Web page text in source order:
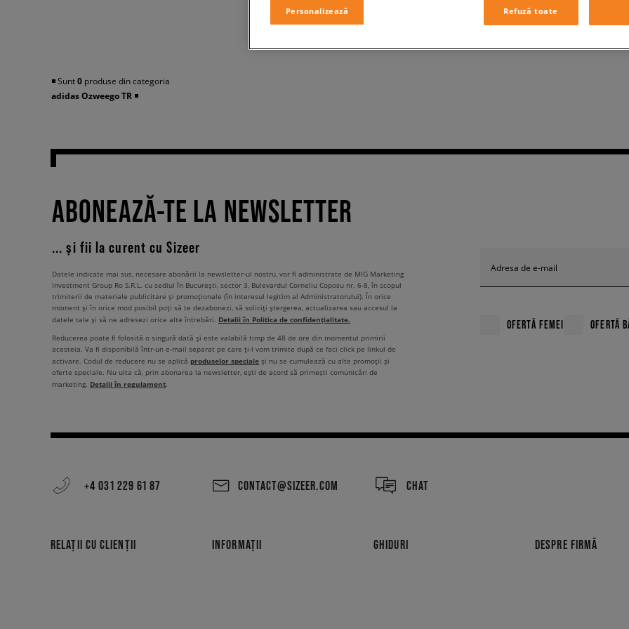
◾️ Sunt0 produse din categoria
adidas Ozweego TR ◾️
ABONEAZĂ-TE LA NEWSLETTER
... și fii la curent cu Sizeer
Adresa de e-mail
OFERTĂ FEMEI OFERTĂ
Datele indicate mai sus, necesare abonării la newsletter-ul nostru, vor fi administrate de MIG Marketing
Investment Group Ro S.R.L. cu sediul în București, sector 3, Bulevardul Corneliu Coposu nr. 6-8, în scopul
trimiterii de materiale publicitare și promoționale (în interesul legitim al Administratorului). În orice
moment și în orice mod posibil poți să te dezabonezi, să soliciți ștergerea, actualizarea sau accesul la
datele tale și să ne adresezi orice alte întrebări. Detalii în Politica de confidențialitate.
Reducerea poate fi folosită o singură dată și este valabilă timp de 48 de ore din momentul primirii
acesteia. Va fi disponibilă într-un e-mail separat pe care ți-l vom trimite după ce faci click pe linkul de
activare. Codul de reducere nu se aplică produselor speciale și nu se cumulează cu alte promoții și
oferte speciale. Nu uita că, prin abonarea la newsletter, ești de acord să primești comunicări de
marketing. Detalii în regulament.
+4 031 229 61 87 CONTACT@SIZEER.COM CHAT
RELAȚII CU CLIENȚII INFORMAȚII GHIDURI DESPRE FIRMĂ
Personalizează Refuză toate